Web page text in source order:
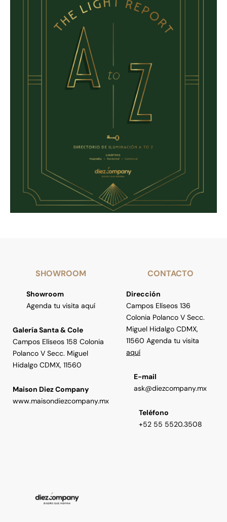
SHOWROOM
Showroom
Agenda tu visita aquí
Galería Santa & Cole
Campos Elíseos 158 Colonia
Polanco V Secc. Miguel
Hidalgo CDMX, 11560
Maison Diez Company
www.maisondiezcompany.mx
CONTACTO
Dirección
Campos Elíseos 136
Colonia Polanco V Secc.
Miguel Hidalgo CDMX,
11560 Agenda tu visita
aquí
E-mail
ask@diezcompany.mx
Teléfono
+52 55 5520.3508